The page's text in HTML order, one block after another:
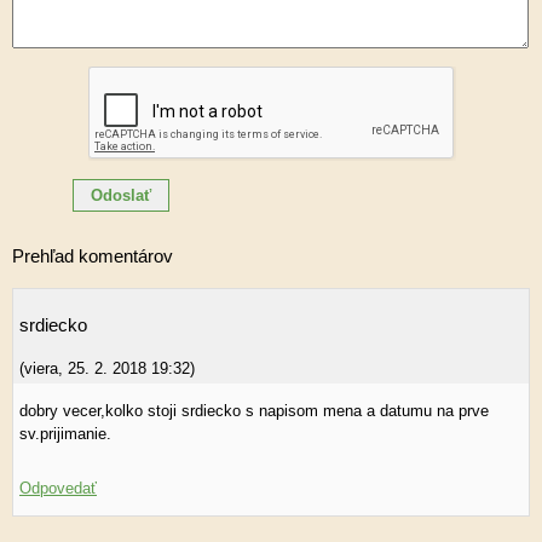
Prehľad komentárov
srdiecko
(viera, 25. 2. 2018 19:32)
dobry vecer,kolko stoji srdiecko s napisom mena a datumu na prve
sv.prijimanie.
Odpovedať